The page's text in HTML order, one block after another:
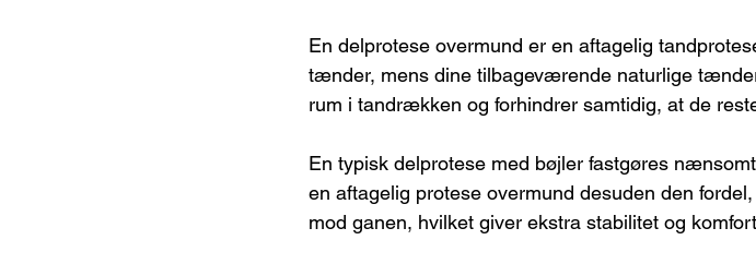
En delprotese overmund er en aftagelig
tænder, mens dine tilbageværende naturlige
rum i tandrækken og forhindrer samtidig, at de
En typisk delprotese med bøjler fastgøres
en aftagelig protese overmund desuden den
mod ganen, hvilket giver ekstra stabilitet og